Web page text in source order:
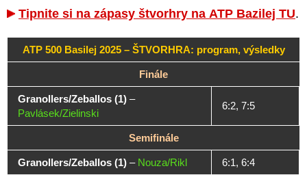
Tipnite si na zápasy štvorhry na ATP Bazilej TU.
ATP 500 Basilej 2025 – ŠTVORHRA: program, výsledky
Finále
Granollers/Zeballos (1) –
Pavlásek/Zielinski
6:2, 7:5
Semifinále
Granollers/Zeballos (1) – Nouza/Rikl 6:1, 6:4